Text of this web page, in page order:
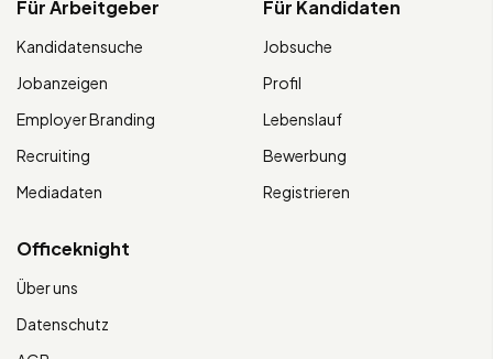
Für Arbeitgeber
Kandidatensuche
Jobanzeigen
Employer Branding
Recruiting
Mediadaten
Für Kandidaten
Jobsuche
Profil
Lebenslauf
Bewerbung
Registrieren
Officeknight
Über uns
Datenschutz